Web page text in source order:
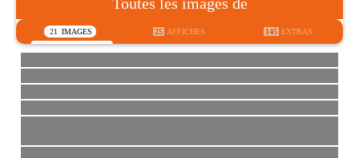
21 IMAGES 25 AFFICHES 145 EXTRAS